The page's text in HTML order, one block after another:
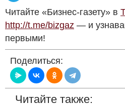
Читайте «Бизнес-газету» в
http://t.me/bizgaz — и
первыми!
Поделиться:
Читайте также: